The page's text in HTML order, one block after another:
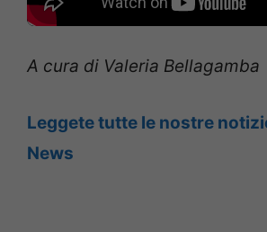
A cura di Valeria Bellagamba
Leggete tutte le nostre
News